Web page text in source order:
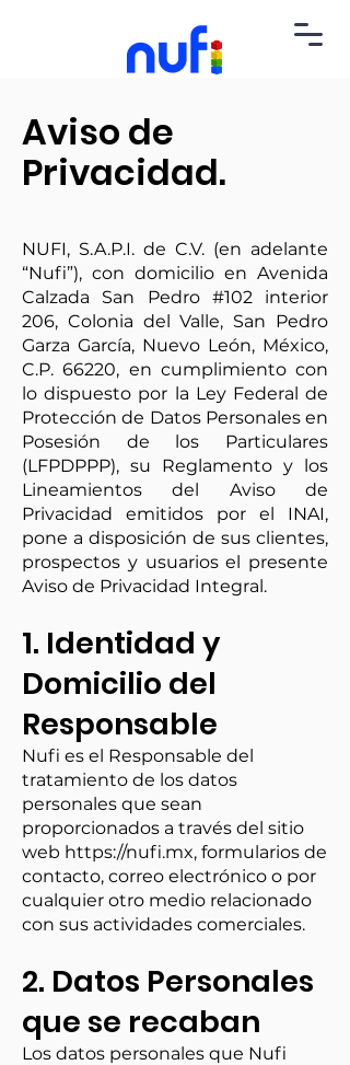
Aviso de
Privacidad.
NUFI, S.A.P.I. de C.V. (en adelante
“Nufi”), con domicilio en Avenida
Calzada San Pedro #102 interior
206, Colonia del Valle, San Pedro
Garza García, Nuevo León, México,
C.P. 66220, en cumplimiento con
lo dispuesto por la Ley Federal de
Protección de Datos Personales en
Posesión de los Particulares
(LFPDPPP), su Reglamento y los
Lineamientos del Aviso de
Privacidad emitidos por el INAI,
pone a disposición de sus clientes,
prospectos y usuarios el presente
Aviso de Privacidad Integral.
1. Identidad y
Domicilio del
Responsable
Nufi es el Responsable del
tratamiento de los datos
personales que sean
proporcionados a través del sitio
web https://nufi.mx, formularios de
contacto, correo electrónico o por
cualquier otro medio relacionado
con sus actividades comerciales.
2. Datos Personales
que se recaban
Los datos personales que Nufi